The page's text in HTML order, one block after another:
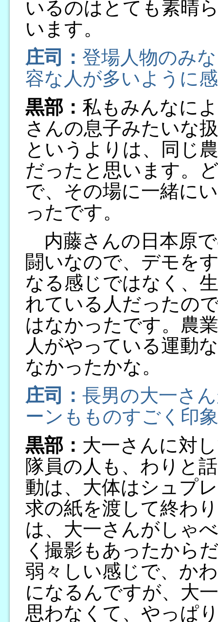
いるのはとても素晴
います。
庄司： 登場人物のみ
容な人が多いように
黒部： 私もみんなに
さんの息子みたいな
というよりは、同じ
だったと思います。
で、その場に一緒に
ったです。
内藤さんの日本原
闘いなので、デモを
なる感じではなく、
れている人だったの
はなかったです。農
人がやっている運動
なかったかな。
庄司： 長男の大一さ
ーンもものすごく印
黒部： 大一さんに対
隊員の人も、わりと
動は、大体はシュプ
求の紙を渡して終わ
は、大一さんがしゃ
く撮影もあったから
弱々しい感じで、か
になるんですが、大
思わなくて、やっぱ